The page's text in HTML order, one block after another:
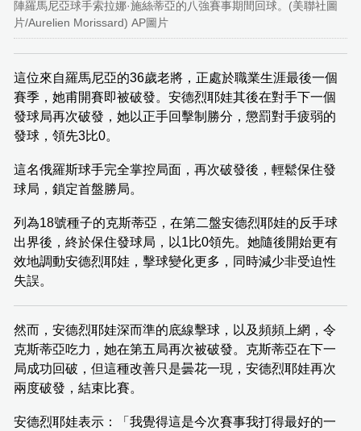
陣羅馬尼亞球手索拉娜·施絲蒂亞的八強賽事期間回球。(美聯社圖
片/Aurelien Morissard) AP圖片
這位來自羅馬尼亞的36歲老將，正處於職業生涯最後一個
賽季，她甫開賽即被破發。安德烈耶娃其後在對手下一個
發球局再次破發，她以正手回擊制勝分，懲罰對手疲弱的
發球，領先3比0。
這名俄羅斯球手完全掌控局面，再次破發後，輕鬆保住發
球局，鎖定首盤勝局。
列為18號種子的克斯蒂亞，在第二盤安德烈耶娃的反手球
出界後，終於保住發球局，以1比0領先。她隨後開始更有
效地調動安德烈耶娃，擊球變化更多，同時減少非受迫性
失誤。
然而，安德烈耶娃深而準的底線擊球，以及頻頻上網，令
克斯蒂亞吃力，她在第五局再次被破發。克斯蒂亞在下一
局成功回破，但這種改善只是曇花一現，安德烈耶娃再次
兩度破發，結束比賽。
安德烈耶娃表示：「我覺得這是今次賽事我打得最好的一